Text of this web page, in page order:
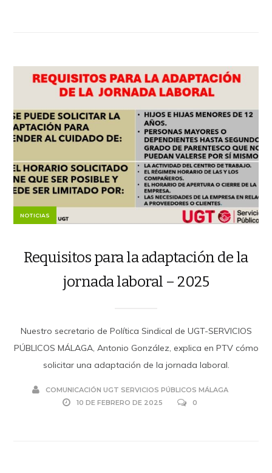
NOTICIAS
Requisitos para la adaptación de la
jornada laboral – 2025
Nuestro secretario de Política Sindical de UGT-SERVICIOS
PÚBLICOS MÁLAGA, Antonio González, explica en PTV cómo
solicitar una adaptación de la jornada laboral.
COMUNICACIÓN UGT SERVICIOS PÚBLICOS MÁLAGA
10 DE FEBRERO DE 2025
0